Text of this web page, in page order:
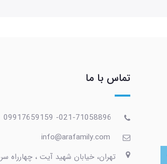
تماس با ما
تهران، خیابان شهید آیت ، چهارراه